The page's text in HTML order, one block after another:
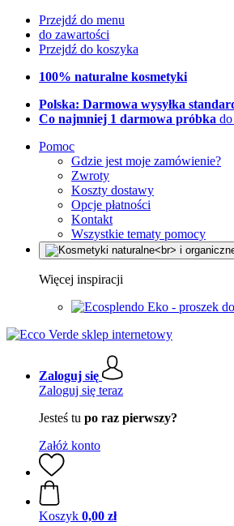
Przejdź do menu
do zawartości
Przejdź do koszyka
100% naturalne kosmetyki
Polska: Darmowa wysyłka
Co najmniej 1 darmowa próbka
Pomoc
Gdzie jest moje zamówienie?
Zwroty
Koszty dostawy
Opcje płatności
Kontakt
Wszystkie tematy pomocy
Więcej inspiracji
Eko - proszek
Zaloguj się
Zaloguj się teraz
Jesteś tu po raz pierwszy?
Załóż konto
Koszyk 0,00 zł